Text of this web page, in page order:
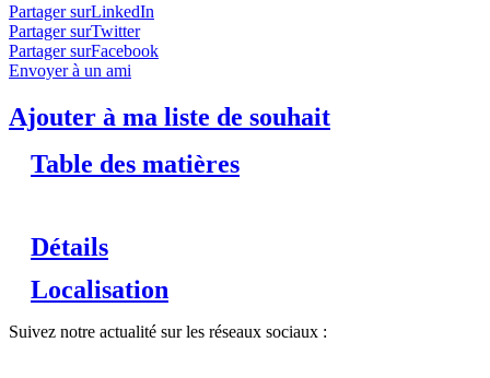
Partager surLinkedIn
Partager surTwitter
Partager surFacebook
Envoyer à un ami
Ajouter à ma liste de souhait
Table des matières
Détails
Localisation
Suivez notre actualité sur les réseaux sociaux :